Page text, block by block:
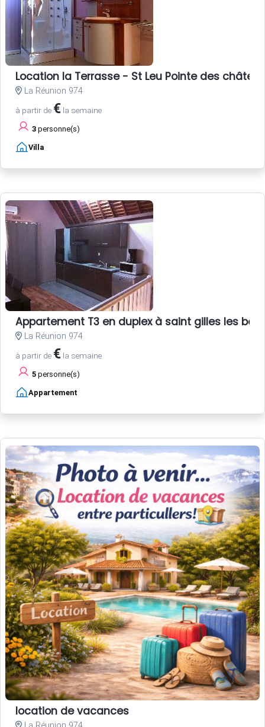
Location la Terrasse - St Leu Pointe des
La Réunion 974
à partir de € la semaine
3 personne(s)
Villa
Appartement T3 en duplex à saint gilles les
La Réunion 974
à partir de € la semaine
5 personne(s)
Appartement
location de vacances